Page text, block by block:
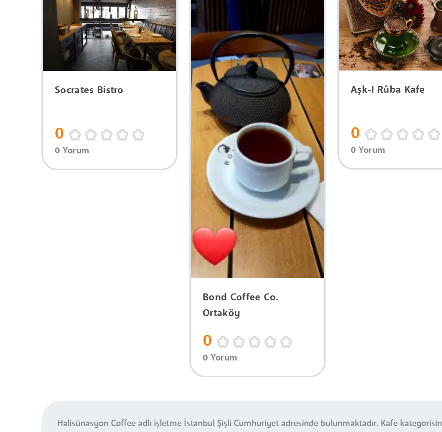
Socrates Bistro
0
0 Yorum
Bond Coffee Co.
Ortaköy
0
0 Yorum
Aşk-I Rûba Kafe
0
0 Yorum
Halisünasyon Coffee adlı işletme İstanbul Şişli Cumhuriyet adresinde bulunmaktadır. Kafe